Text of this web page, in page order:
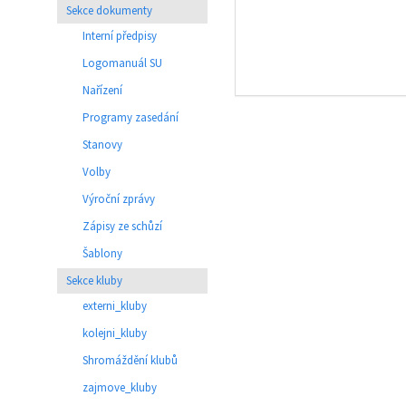
Sekce dokumenty
Interní předpisy
Logomanuál SU
Nařízení
Programy zasedání
Stanovy
Volby
Výroční zprávy
Zápisy ze schůzí
Šablony
Sekce kluby
externi_kluby
kolejni_kluby
Shromáždění klubů
zajmove_kluby